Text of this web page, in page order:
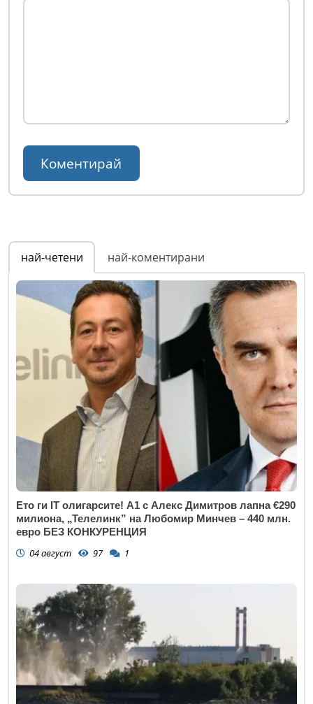
най-четени най-коментирани
Ето ги IT олигарсите! А1 с Алекс Димитров лапна €290
милиона, „Телелинк” на Любомир Минчев – 440 млн.
евро БЕЗ КОНКУРЕНЦИЯ
04 август 97 1